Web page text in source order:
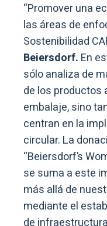
“Promover una
las áreas de
Sostenibilidad
Beiersdorf. En
sólo analiza de
de los productos
embalaje, sino
centran en la
circular. La
“Beiersdorf’s
se suma a este
más allá de
mediante el